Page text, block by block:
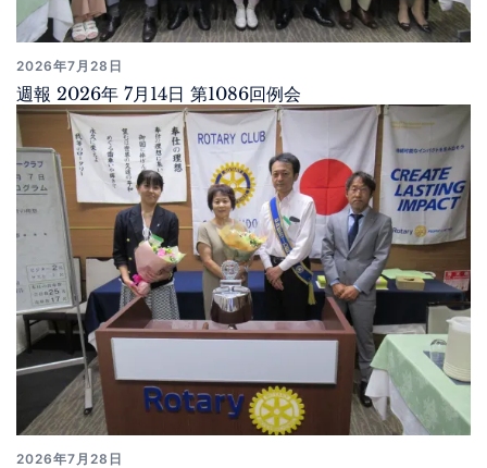
2026年7月28日
週報 2026年 7月14日 第1086回例会
2026年7月28日